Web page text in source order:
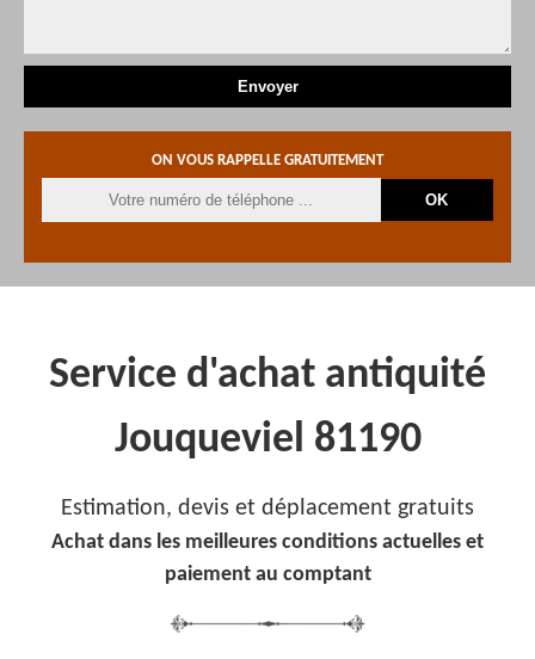
ON VOUS RAPPELLE GRATUITEMENT
Service d'achat antiquité
Jouqueviel 81190
Estimation, devis et déplacement gratuits
Achat dans les meilleures conditions actuelles et
paiement au comptant